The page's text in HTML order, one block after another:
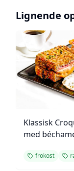
Lignende
Klassisk
med
frokost